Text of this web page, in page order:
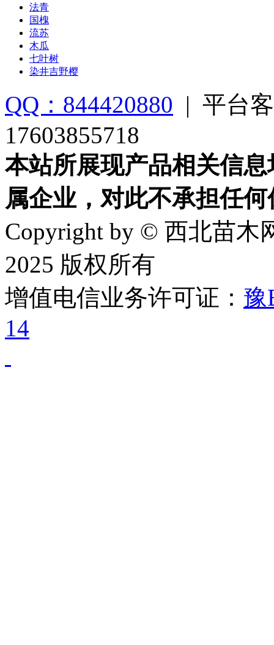
法青
国槐
流苏
木瓜
七叶树
染井吉野樱
QQ：844420880 | 平台
17603855718
本站所展现产品相关信
属企业，对此不承担任
Copyright by © 西北苗木
2025 版权所有
增值电信业务许可证： 豫
14